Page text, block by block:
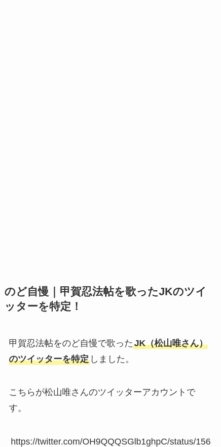
のど自慢｜甲賀忍法帖を歌ったJKのツイ
ッターを特定！
甲賀忍法帖をのど自慢で歌ったJK（松山唯さん）
のツイッターを特定しました。
こちらが松山唯さんのツイッターアカウントで
す。
https://twitter.com/OH9QQQSGlb1ghpC/status/156